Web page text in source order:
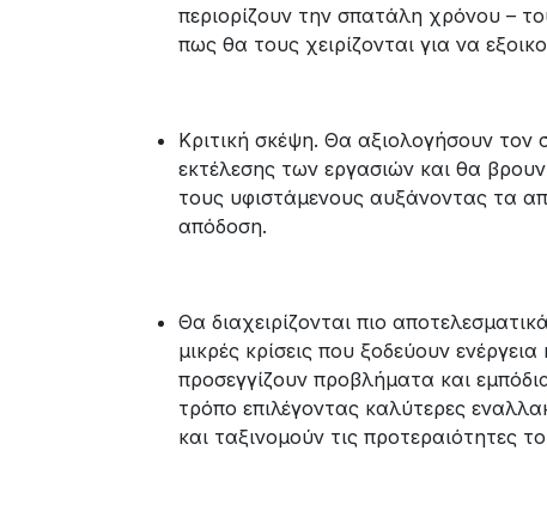
περιορίζουν την σπατάλη χρόνου –
πως θα τους χειρίζονται για να
Κριτική σκέψη. Θα αξιολογήσουν τον
εκτέλεσης των εργασιών και θα
τους υφιστάμενους αυξάνοντας τα
απόδοση.
Θα διαχειρίζονται πιο
μικρές κρίσεις που ξοδεύουν
προσεγγίζουν προβλήματα και
τρόπο επιλέγοντας καλύτερες
και ταξινομούν τις προτεραιότητες